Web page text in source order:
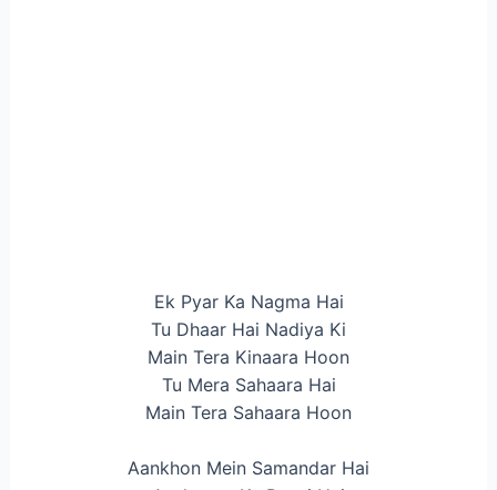
Ek Pyar Ka Nagma Hai
Tu Dhaar Hai Nadiya Ki
Main Tera Kinaara Hoon
Tu Mera Sahaara Hai
Main Tera Sahaara Hoon
Aankhon Mein Samandar Hai